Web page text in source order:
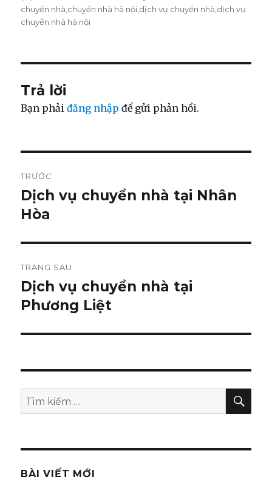
giả
vào
ngày
mục
chuyển nhà chuyển nhà hà nội dịch vụ chuyển nhà dịch vụ
chuyển nhà hà nội
Trả lời
Bạn phảiđăng nhập để gửi phản hồi.
hướng
bài
viết
TRƯỚC
Bài
viết
Dịch vụ chuyển nhà tại Nhân
Hòa
TRANG SAU
Bài
tiếp
Dịch vụ chuyển nhà tại
Phương Liệt
Tìm
kiếm:
TÌM
BÀI VIẾT MỚI